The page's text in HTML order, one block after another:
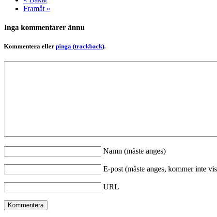
Framåt »
Inga kommentarer ännu
Kommentera eller pinga (trackback).
Namn (måste anges)
E-post (måste anges, kommer inte
URL